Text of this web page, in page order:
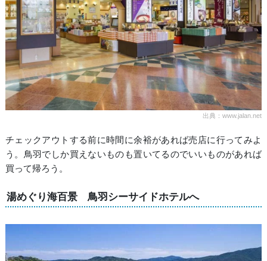
出典：www.jalan.net
チェックアウトする前に時間に余裕があれば売店に行ってみよ
う。鳥羽でしか買えないものも置いてるのでいいものがあれば
買って帰ろう。
湯めぐり海百景 鳥羽シーサイドホテルへ